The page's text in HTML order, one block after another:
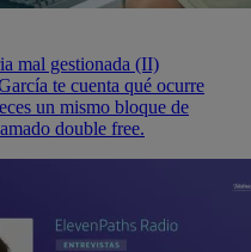
mal gestionada (II)
te cuenta qué ocurre
un mismo bloque de
double free.